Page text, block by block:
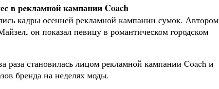
в рекламной кампании Coach
кадры осенней рекламной кампании сумок. Автором
он показал певицу в романтическом городском
становилась лицом рекламной кампании Coach и
бренда на неделях моды.